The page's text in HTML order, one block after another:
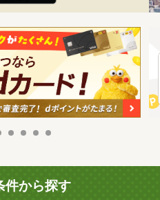
件から探す